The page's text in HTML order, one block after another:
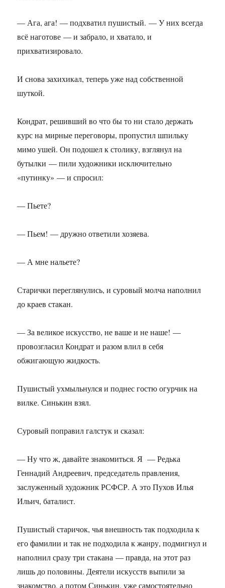
— Ага, ага! — подхватил пушистый. — У них всегда
всё наготове — и забрало, и хватало, и
прихватизировало.
И снова захихикал, теперь уже над собственной
шуткой.
Кондрат, решивший во что бы то ни стало держать
курс на мирные переговоры, пропустил шпильку
мимо ушей. Он подошел к столику, взглянул на
бутылки — пили художники исключительно
«путинку» — и спросил:
— Пьете?
— Пьем! — дружно ответили хозяева.
— А мне нальете?
Старички переглянулись, и суровый молча наполнил
до краев стакан.
— За великое искусство, не ваше и не наше! —
провозгласил Кондрат и разом влил в себя
обжигающую жидкость.
Пушистый ухмыльнулся и поднес гостю огурчик на
вилке. Синькин взял.
Суровый поправил галстук и сказал:
— Ну что ж, давайте знакомиться. Я — Редька
Геннадий Андреевич, председатель правления,
заслуженный художник РСФСР. А это Пухов Илья
Ильич, баталист.
Пушистый старичок, чья внешность так подходила к
его фамилии и так не подходила к жанру, подмигнул и
наполнил сразу три стакана — правда, на этот раз
лишь до половины. Деятели искусств выпили за
знакомство, а потом Синькин, уже самостоятельно